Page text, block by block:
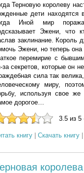
Терновую королеву
дети находятся
Иной мир
Эжени, что
заклинание. Король
Эжени, но теперь
перемирие с
за секретов, которые он
сила так
миру,
используя свое же
дорогое…
3.5 из 5
книгу Скачать книгу
королева